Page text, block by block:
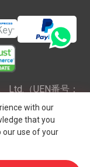
with our
that you
our use of your
Ltd.（UEN番号：
ポール共和国で
るOne IBC®Group
立した法人の
です。全著作権